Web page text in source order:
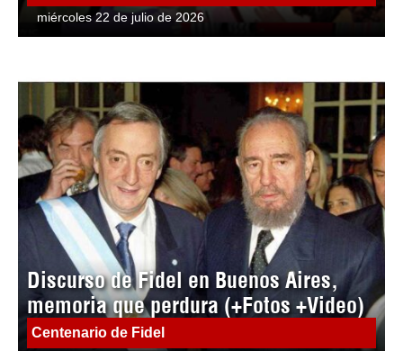
miércoles 22 de julio de 2026
Discurso de Fidel en Buenos Aires,
memoria que perdura (+Fotos +Video)
Centenario de Fidel